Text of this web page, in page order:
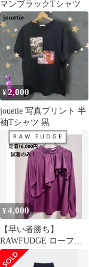
マンブラックTシャツ
¥2,000
jouetie 写真プリント 半
袖Tシャツ 黒
¥4,000
【早い者勝ち】
RAWFUDGE ローファ
ッジ フリルブラウス